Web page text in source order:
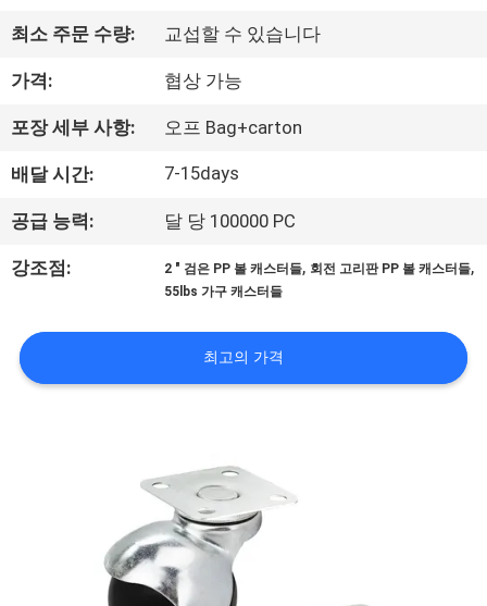
우
리
에
대
하
공
최소 주문 수량: 교섭할 수 있습니다
가격: 협상 가능
포장 세부 사항: 오프 Bag+carton
배달 시간: 7-15days
공급 능력: 달 당 100000 PC
강조점: 2 " 검은 PP 볼 캐스터들, 회전 고리판 PP 볼 캐스터들,
55lbs 가구 캐스터들
최고의 가격